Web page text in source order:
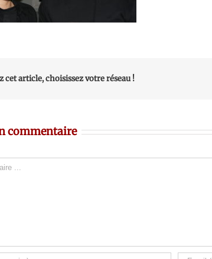
cet article, choisissez votre réseau !
commentaire